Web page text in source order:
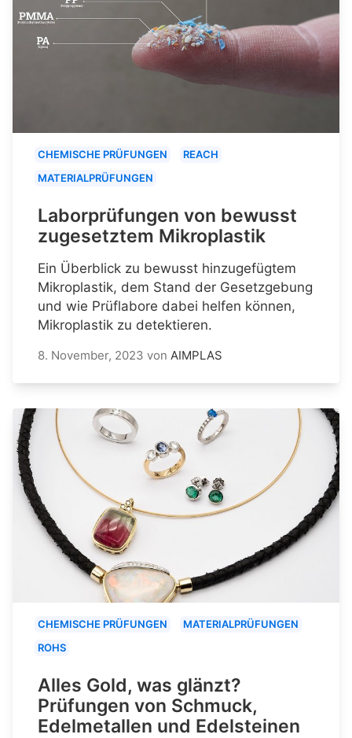
CHEMISCHE PRÜFUNGEN
REACH
MATERIALPRÜFUNGEN
Laborprüfungen von bewusst
zugesetztem Mikroplastik
Ein Überblick zu bewusst hinzugefügtem
Mikroplastik, dem Stand der Gesetzgebung
und wie Prüflabore dabei helfen können,
Mikroplastik zu detektieren.
8. November, 2023 von AIMPLAS
CHEMISCHE PRÜFUNGEN
MATERIALPRÜFUNGEN
ROHS
Alles Gold, was glänzt?
Prüfungen von Schmuck,
Edelmetallen und Edelsteinen